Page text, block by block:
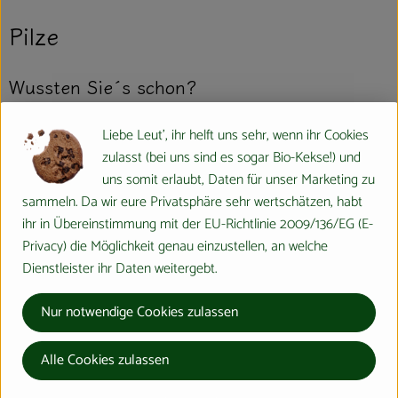
Pilze
Wussten Sie´s schon?
Nicht Pflanze, nicht Tier — Pilze sind ganz außergewöhnliche
Wesen, denn sie bilden eine eigene Gattung. Genauso wie
Menschen und Tiere atmen sie Sauerstoff ein und geben
Kohlendioxid ab. Zudem bauen sie ihre Nahrung mit Hilfe von
Enzymen ab. Doch sie verbreiten sich über Sporen und ihr Körper
wird, wie der von Insekten, durch Chitin gestützt. Weltweit sind
etwa 120.000 verschiedene Pilzarten bekannt. Allein in
Wo kommt´s her?
Pilze haben nahezu jeden Lebensraum der Erde bevölkert und sind
Liebe Leut', ihr helft uns sehr, wenn ihr Cookies
zulasst (bei uns sind es sogar Bio-Kekse!) und
uns somit erlaubt, Daten für unser Marketing zu
sammeln. Da wir eure Privatsphäre sehr wertschätzen, habt
ihr in Übereinstimmung mit der EU-Richtlinie 2009/136/EG (E-
Privacy) die Möglichkeit genau einzustellen, an welche
Dienstleister ihr Daten weitergebt.
Nur notwendige Cookies zulassen
Alle Cookies zulassen